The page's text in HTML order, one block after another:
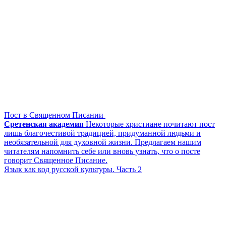
Пост в Священном Писании
Сретенская академия Некоторые христиане почитают пост
лишь благочестивой традицией, придуманной людьми и
необязательной для духовной жизни. Предлагаем нашим
читателям напомнить себе или вновь узнать, что о посте
говорит Священное Писание.
Язык как код русской культуры. Часть 2